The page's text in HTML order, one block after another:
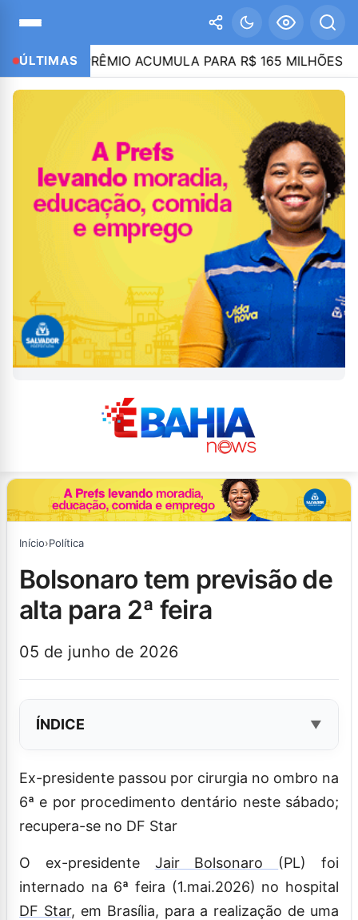
ÚLTIMAS
PRÊMIO ACUMULA PARA R$ 165 MILHÕES
Início›Política
bolsonaro tem previsão de
alta para 2ª feira
05 de junho de 2026
ÍNDICE
Ex-presidente passou por cirurgia no ombro na
6ª e por procedimento dentário neste sábado;
recupera-se no DF Star
O ex-presidente Jair Bolsonaro (PL) foi
internado na 6ª feira (1.mai.2026) no hospital
DF Star, em Brasília, para a realização de uma